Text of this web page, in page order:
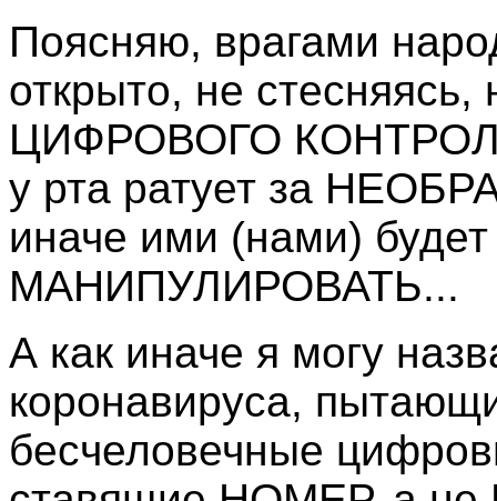
Поясняю, врагами
открыто, не
ЦИФРОВОГО
у рта ратует за
иначе ими (нами)
МАНИПУЛИРОВАТЬ...
А как иначе я могу
коронавируса,
бесчеловечные